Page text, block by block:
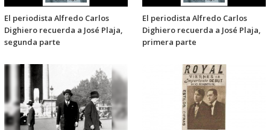
El periodista Alfredo Carlos
Dighiero recuerda a José Plaja,
segunda parte
El periodista Alfredo Carlos
Dighiero recuerda a José Plaja,
primera parte